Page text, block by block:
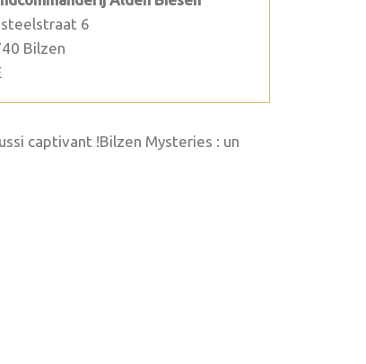
6
Bilzen
captivant !Bilzen Mysteries : un